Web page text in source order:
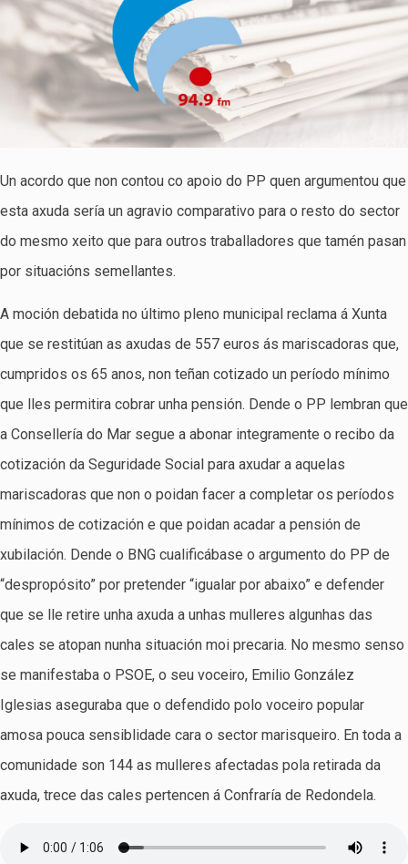
Un acordo que non contou co apoio do PP quen argumentou que
esta axuda sería un agravio comparativo para o resto do sector
do mesmo xeito que para outros traballadores que tamén pasan
por situacións semellantes.
A moción debatida no último pleno municipal reclama á Xunta
que se restitúan as axudas de 557 euros ás mariscadoras que,
cumpridos os 65 anos, non teñan cotizado un período mínimo
que lles permitira cobrar unha pensión. Dende o PP lembran que
a Consellería do Mar segue a abonar integramente o recibo da
cotización da Seguridade Social para axudar a aquelas
mariscadoras que non o poidan facer a completar os períodos
mínimos de cotización e que poidan acadar a pensión de
xubilación. Dende o BNG cualificábase o argumento do PP de
“despropósito” por pretender “igualar por abaixo” e defender
que se lle retire unha axuda a unhas mulleres algunhas das
cales se atopan nunha situación moi precaria. No mesmo senso
se manifestaba o PSOE, o seu voceiro, Emilio González
Iglesias aseguraba que o defendido polo voceiro popular
amosa pouca sensiblidade cara o sector marisqueiro. En toda a
comunidade son 144 as mulleres afectadas pola retirada da
axuda, trece das cales pertencen á Confraría de Redondela.